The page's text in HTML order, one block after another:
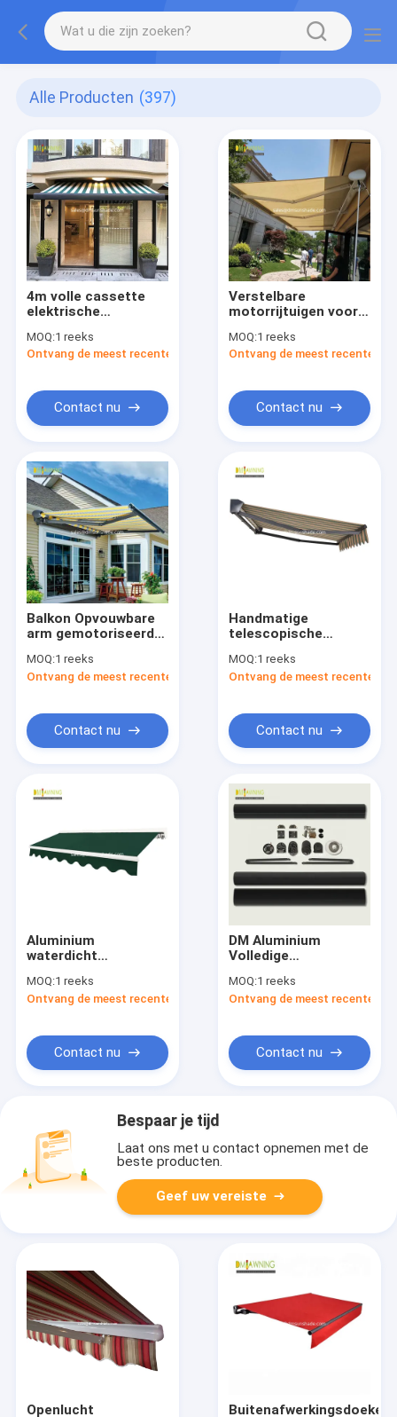
Alle Producten (397)
4m volle cassette
elektrische
afstandsbediening
MOQ:1 reeks
Ontvang de meest recente Prijs
Contact nu
Verstelbare
motorrijtuigen voor
MOQ:1 reeks
Ontvang de meest recente
Contact nu
Balkon Opvouwbare
arm gemotoriseerde
kaart luifel Zwarte
winkel luifel
MOQ:1 reeks
Ontvang de meest recente Prijs
Contact nu
Handmatige
telescopische
intrekbare luifel
Balkon vouwarm
MOQ:1 reeks
Ontvang de meest recente
Contact nu
Aluminium
waterdicht
luifelhuis Balkon
Motor
MOQ:1 reeks
Ontvang de meest recente Prijs
Contact nu
DM Aluminium
Volledige
Volledige
kassetluisonderdelen
MOQ:1 reeks
Ontvang de meest recente
Contact nu
Bespaar je tijd
Laat ons met u contact opnemen met de
beste producten.
Geef uw vereiste
Openlucht
Buitenafwerkingsdoeken